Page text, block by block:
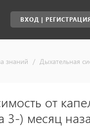
ВХОД |
знаний /
от
3-) месяц